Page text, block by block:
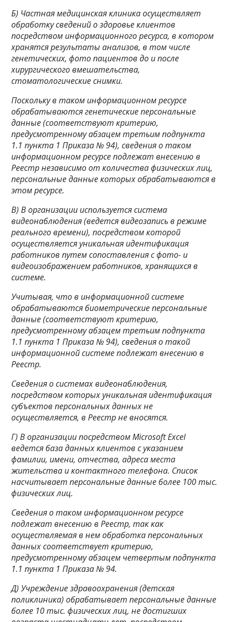
Б) Частная медицинская клиника осуществляет
обработку сведений о здоровье клиентов
посредством информационного ресурса, в котором
хранятся результаты анализов, в том числе
генетических, фото пациентов до и после
хирургического вмешательства,
стоматологические снимки.
Поскольку в таком информационном ресурсе
обрабатываются генетические персональные
данные (соответствуют критерию,
предусмотренному абзацем третьим подпункта
1.1 пункта 1 Приказа № 94), сведения о таком
информационном ресурсе подлежат внесению в
Реестр независимо от количества физических лиц,
персональные данные которых обрабатываются в
этом ресурсе.
В) В организации используется система
видеонаблюдения (ведется видеозапись в режиме
реального времени), посредством которой
осуществляется уникальная идентификация
работников путем сопоставления с фото- и
видеоизображением работников, хранящихся в
системе.
Учитывая, что в информационной системе
обрабатываются биометрические персональные
данные (соответствуют критерию,
предусмотренному абзацем третьим подпункта
1.1 пункта 1 Приказа № 94), сведения о такой
информационной системе подлежат внесению в
Реестр.
Сведения о системах видеонаблюдения,
посредством которых уникальная идентификация
субъектов персональных данных не
осуществляется, в Реестр не вносятся.
Г) В организации посредством Microsoft Excel
ведется база данных клиентов с указанием
фамилии, имени, отчества, адреса места
жительства и контактного телефона. Список
насчитывает персональные данные более 100 тыс.
физических лиц.
Сведения о таком информационном ресурсе
подлежат внесению в Реестр, так как
осуществляемая в нем обработка персональных
данных соответствует критерию,
предусмотренному абзацем четвертым подпункта
1.1 пункта 1 Приказа № 94.
Д) Учреждение здравоохранения (детская
поликлиника) обрабатывает персональные данные
более 10 тыс. физических лиц, не достигших